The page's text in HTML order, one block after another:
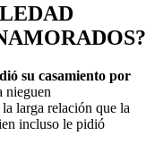
su casamiento por
nieguen
larga relación que la
incluso le pidió